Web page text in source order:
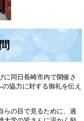
同日長崎市内で開催さ
協力に対する御礼を伝え
らの目で見るために、過